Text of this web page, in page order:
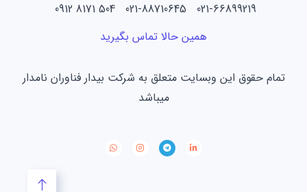
021-66899219 021-88710645 504 8171 0912
همین حالا تماس بگیرید
تمام حقوق این وبسایت متعلق به شرکت بیدار فناوران نامدار
میباشد